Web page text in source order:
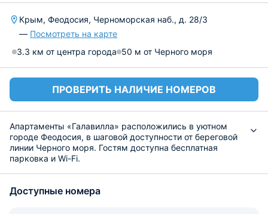
Крым, Феодосия, Черноморская наб., д. 28/3
— Посмотреть на карте
3.3 км от центра города 50 м от Черного моря
ПРОВЕРИТЬ НАЛИЧИЕ НОМЕРОВ
Апартаменты «Галавилла» расположились в уютном
городе Феодосия, в шаговой доступности от береговой
линии Черного моря. Гостям доступна бесплатная
парковка и Wi-Fi.
современном стиле и в своем оснащении имеет
Доступные номера